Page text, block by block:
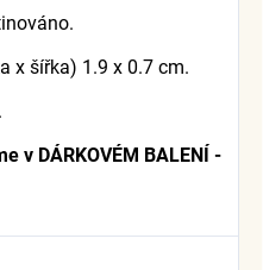
x šířka) 1.9 x 0.7 cm.
v DÁRKOVÉM BALENÍ -